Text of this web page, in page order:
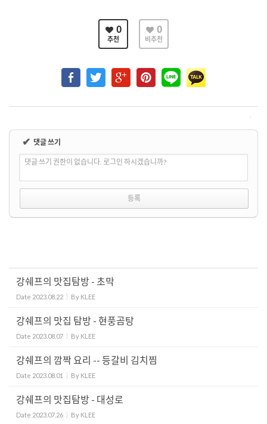
0
추천
0
비추천
✔ 댓글 쓰기
댓글 쓰기 권한이 없습니다. 로그인 하시겠습니까?
강쉐프의 맛집탐방 - 초막
Date 2023.08.22 By KLEE
강쉐프의 맛집 탐방 - 현풍곰탕
Date 2023.08.07 By KLEE
강쉐프의 깜짝 요리 -- 등갈비 김치찜
Date 2023.08.01 By KLEE
강쉐프의 맛집탐방 - 대성로
Date 2023.07.26 By KLEE